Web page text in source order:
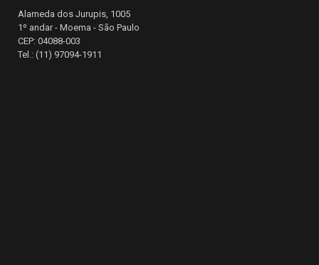
Alameda dos Jurupis, 1005
1º andar - Moema - São Paulo
CEP: 04088-003
Tel.: (11) 97094-1911